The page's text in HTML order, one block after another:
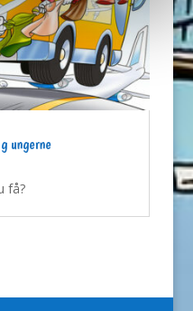
ungerne
få?